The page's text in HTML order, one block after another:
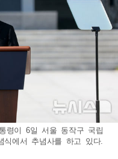
령이 6일 서울 동작구 국립
식에서 추념사를 하고 있다.